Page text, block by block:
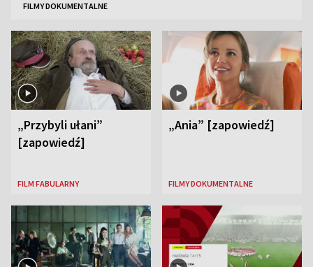
FILMY DOKUMENTALNE
„Przybyli ułani”
[zapowiedź]
FILM FABULARNY
„Ania” [zapowiedź]
FILMY DOKUMENTALNE